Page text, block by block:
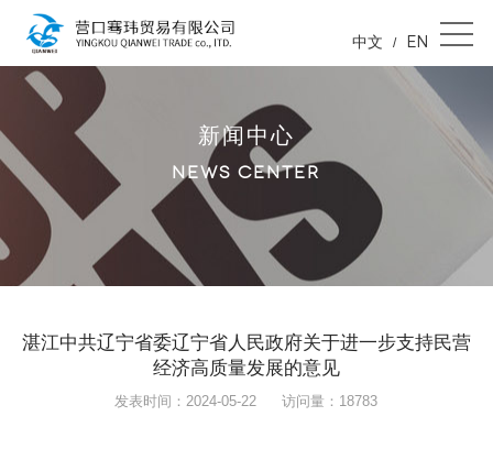
中文 / EN
新闻中心
NEWS CENTER
湛江中共辽宁省委辽宁省人民政府关于进一步支持民营
经济高质量发展的意见
发表时间：2024-05-22 访问量：18783